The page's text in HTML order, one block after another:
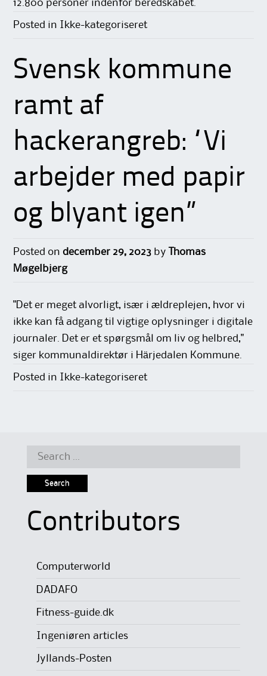
12.800 personer indenfor beredskabet.
Posted in Ikke-kategoriseret
Svensk kommune
ramt af
hackerangreb: “Vi
arbejder med papir
og blyant igen”
Posted ondecember 29, 2023 by
Thomas
Møgelbjerg
"Det er meget alvorligt, især i ældreplejen, hvor vi
ikke kan få adgang til vigtige oplysninger i digitale
journaler. Det er et spørgsmål om liv og helbred,"
siger kommunaldirektør i Härjedalen Kommune.
Posted in Ikke-kategoriseret
Search
Contributors
Computerworld
DADAFO
Fitness-guide.dk
Ingeniøren articles
Jyllands-Posten